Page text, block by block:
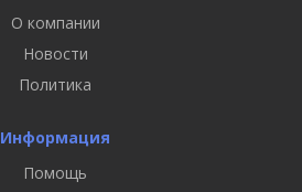
О компании
Новости
Политика
Информация
Помощь